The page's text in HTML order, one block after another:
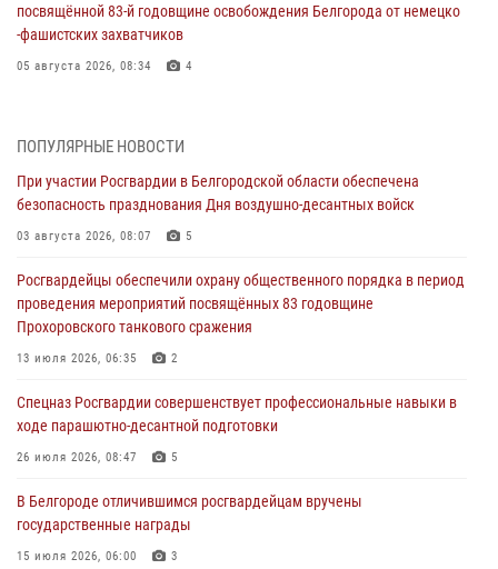
посвящённой 83‑й годовщине освобождения Белгорода от немецко
‑фашистских захватчиков
05 августа 2026, 08:34 4
Росгвардейцы спасли раненого при атаке FPV-дрона ВСУ жителя
белгородского приграничья
За неделю белгородские росгвардейцы пресекли свыше 130
правонарушений
04 августа 2026, 06:03
Сотрудники Росгвардии задержали подозреваемую в краже
товаров из гипермаркета в Белгороде
03 августа 2026, 13:29
«Я расскажу вам о Герое»: история подполковника милиции в
отставке Виктора Хайрулика (видео)
03 августа 2026, 10:37
ПОПУЛЯРНЫЕ НОВОСТИ
При участии Росгвардии в Белгородской области обеспечена
безопасность празднования Дня воздушно-десантных войск
03 августа 2026, 08:07 5
Росгвардейцы обеспечили охрану общественного порядка в период
проведения мероприятий посвящённых 83 годовщине
Прохоровского танкового сражения
13 июля 2026, 06:35 2
Спецназ Росгвардии совершенствует профессиональные навыки в
ходе парашютно-десантной подготовки
26 июля 2026, 08:47 5
В Белгороде отличившимся росгвардейцам вручены
государственные награды
15 июля 2026, 06:00 3